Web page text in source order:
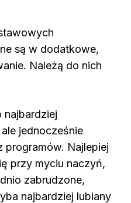
są w dodatkowe,
Należą do nich
najbardziej
jednocześnie
programów. Najlepiej
przy myciu naczyń,
zabrudzone,
najbardziej lubiany